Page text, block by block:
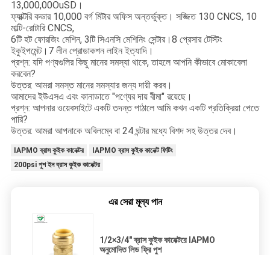
13,000,00OuSD।
ফ্যাক্টরি কভার 10,000 বর্গ মিটার অফিস অন্তর্ভুক্ত। সজ্জিত 130 CNCS, 10
মাল্টি-রোটারি CNCS,
6টি হট ফোরজিং মেশিন, 3টি সিএনসি মেশিনিং সেন্টার।8 প্রেসার টেস্টিং
ইকুইপমেন্ট।7 লীন প্রোডাকশন লাইন ইত্যাদি।
প্রশ্ন: যদি পণ্যগুলির কিছু মানের সমস্যা থাকে, তাহলে আপনি কীভাবে মোকাবেলা
করবেন?
উত্তর: আমরা সমস্ত মানের সমস্যার জন্য দায়ী করব।
আমাদের ইউএসএ এবং কানাডাতে "পণ্যের দায় বীমা" রয়েছে।
প্রশ্ন: আপনার ওয়েবসাইটে একটি তদন্ত পাঠালে আমি কখন একটি প্রতিক্রিয়া পেতে
পারি?
উত্তর: আমরা আপনাকে অবিলম্বে বা 24 ঘন্টার মধ্যে বিশদ সহ উত্তর দেব।
IAPMO ব্রাস কুইক কানেক্টর
IAPMO ব্রাস কুইক কানেক্ট ফিটিং
200psi পুশ ইন ব্রাস কুইক কানেক্টর
এর সেরা মূল্য পান
1/2×3/4" ব্রাস কুইক কানেক্টরে IAPMO
অনুমোদিত লিড ফ্রি পুশ